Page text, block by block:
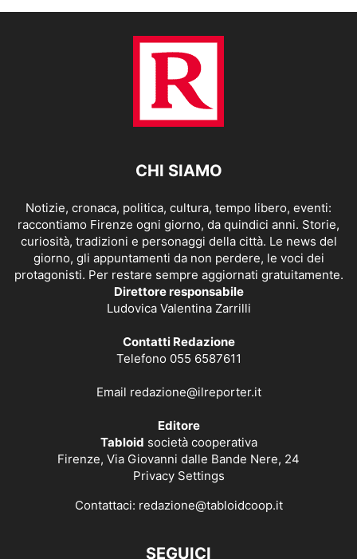
CHI SIAMO
Notizie, cronaca, politica, cultura, tempo libero, eventi:
raccontiamo Firenze ogni giorno, da quindici anni. Storie,
curiosità, tradizioni e personaggi della città. Le news del
giorno, gli appuntamenti da non perdere, le voci dei
protagonisti. Per restare sempre aggiornati gratuitamente.
Direttore responsabile
Ludovica Valentina Zarrilli
Contatti Redazione
Telefono 055 6587611
Email redazione@ilreporter.it
Editore
Tabloid società cooperativa
Firenze, Via Giovanni dalle Bande Nere, 24
Privacy Settings
Contattaci: redazione@tabloidcoop.it
SEGUICI